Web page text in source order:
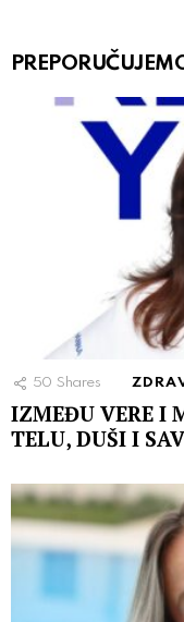
50 Shares
IZMEĐU VERE I
TELU, DUŠI I